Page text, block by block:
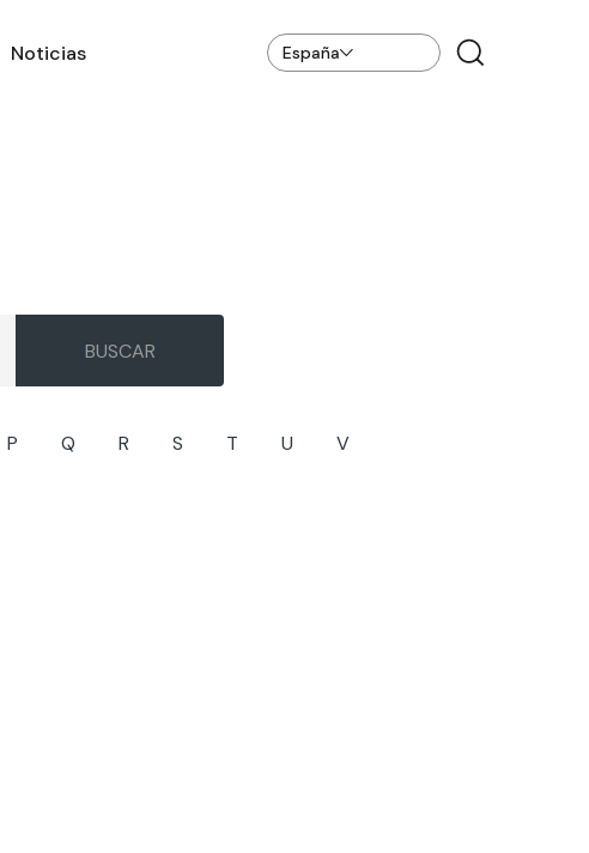
Noticias España
P Q R S T U
V